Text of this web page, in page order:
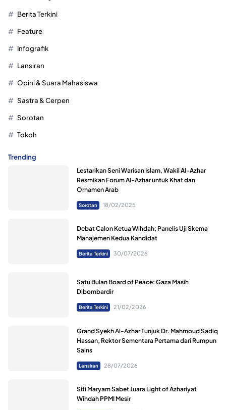
Berita Terkini
Feature
Infografik
Lansiran
Opini & Suara Mahasiswa
Sastra & Cerpen
Sorotan
Tokoh
Trending
Lestarikan Seni Warisan Islam, Wakil Al-Azhar
Resmikan Forum Al-Azhar untuk Khat dan
Ornamen Arab
Sorotan 18/02/2025
Debat Calon Ketua Wihdah; Panelis Uji Skema
Manajemen Kedua Kandidat
Berita Terkini 30/07/2026
Satu Bulan Board of Peace: Gaza Masih
Dibombardir
Berita Terkini 21/02/2026
Grand Syekh Al-Azhar Tunjuk Dr. Mahmoud Sadiq
Hassan, Rektor Sementara Pertama dari Rumpun
Sains
Lansiran 28/07/2026
Siti Maryam Sabet Juara Light of Azhariyat
Wihdah PPMI Mesir